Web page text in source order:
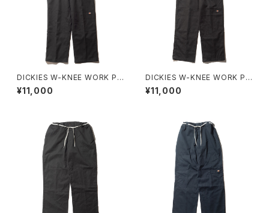
DICKIES W-KNEE WORK PA
NT NBD CUSTOM D
¥11,000
DICKIES W-KNEE WORK PA
NT NBD CUSTOM E
¥11,000